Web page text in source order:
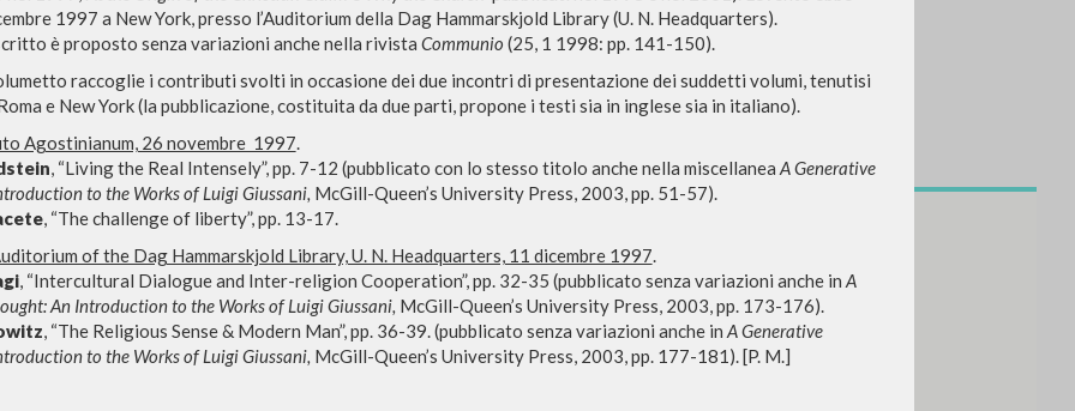
1997 a New York, presso l’Auditorium della Dag Hammarskjold Library (U. N. Headquarters).
è proposto senza variazioni anche nella rivista Communio (25, 1 1998: pp. 141-150).
raccoglie i contributi svolti in occasione dei due incontri di presentazione dei suddetti volumi, tenutisi
e New York (la pubblicazione, costituita da due parti, propone i testi sia in inglese sia in italiano).
Agostinianum, 26 novembre 1997.
, “Living the Real Intensely”, pp. 7-12 (pubblicato con lo stesso titolo anche nella miscellanea A Generative
to the Works of Luigi Giussani, McGill-Queen’s University Press, 2003, pp. 51-57).
, “The challenge of liberty”, pp. 13-17.
of the Dag Hammarskjold Library, U. N. Headquarters, 11 dicembre 1997.
, “Intercultural Dialogue and Inter-religion Cooperation”, pp. 32-35 (pubblicato senza variazioni anche in A
An Introduction to the Works of Luigi Giussani, McGill-Queen’s University Press, 2003, pp. 173-176).
, “The Religious Sense & Modern Man”, pp. 36-39. (pubblicato senza variazioni anche in A Generative
to the Works of Luigi Giussani, McGill-Queen’s University Press, 2003, pp. 177-181). [P. M.]
Frase exacta BUSCA
resultados aún más precisos? Utilizar el
0DOCUMENTOS ENCONTRADOS
Ver detalles por tipo